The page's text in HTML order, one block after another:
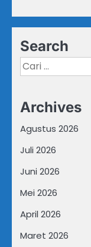
Search
Cari
untuk:
Archives
Agustus 2026
Juli 2026
Juni 2026
Mei 2026
April 2026
Maret 2026